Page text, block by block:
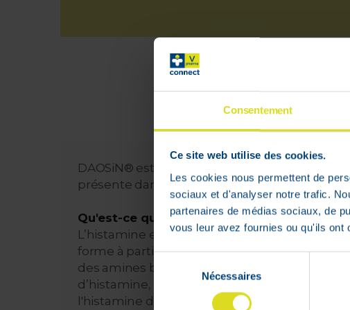
Consentement
Ce site web utilise des cookies.
Les cookies nous permettent de
sociaux et d'analyser notre trafic.
partenaires de médias sociaux, de
vous leur avez fournies ou qu'ils
consentement
Nécessaires
DAOSiN® est un complément à base
présente dans l’alimentation. DAOSiN®
Qu'est-ce que l'histamine ?
L’histamine est une substance naturelle,
forme à partir des acides aminés (les
des amines biogènes. Certains aliments
d’histamine, mais ils peuvent stimuler notre
l'histamine dans certains aliments,